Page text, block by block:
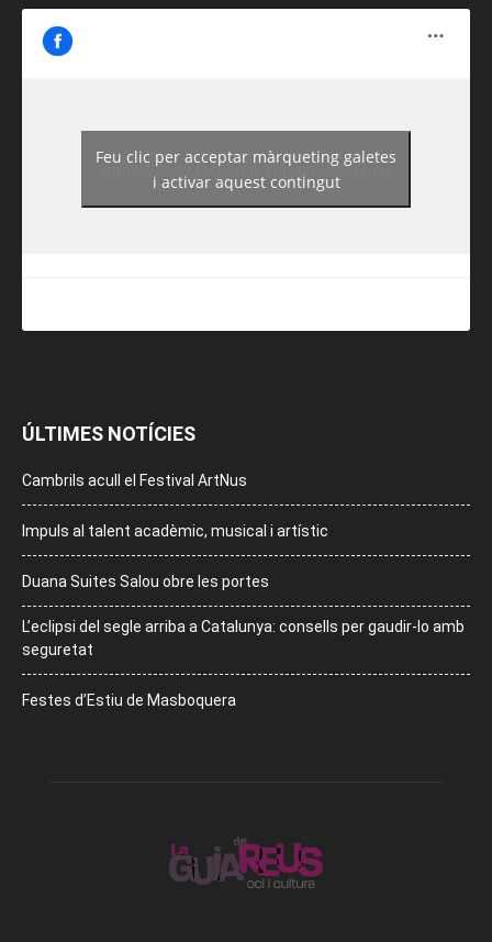
https://www.facebook.com/guiadereus/
Feu clic per acceptar màrqueting galetes
i activar aquest contingut
ÚLTIMES NOTÍCIES
Cambrils acull el Festival ArtNus
Impuls al talent acadèmic, musical i artístic
Duana Suites Salou obre les portes
L’eclipsi del segle arriba a Catalunya: consells per gaudir-lo amb
seguretat
Festes d’Estiu de Masboquera